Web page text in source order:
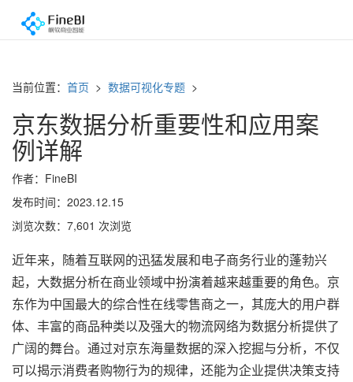
当前位置： 首页 > 数据可视化专题 >
京东数据分析重要性和应用案
例详解
作者：FineBI
发布时间：2023.12.15
浏览次数：7,601 次浏览
近年来，随着互联网的迅猛发展和电子商务行业的蓬勃兴
起，大数据分析在商业领域中扮演着越来越重要的角色。京
东作为中国最大的综合性在线零售商之一，其庞大的用户群
体、丰富的商品种类以及强大的物流网络为数据分析提供了
广阔的舞台。通过对京东海量数据的深入挖掘与分析，不仅
可以揭示消费者购物行为的规律，还能为企业提供决策支持